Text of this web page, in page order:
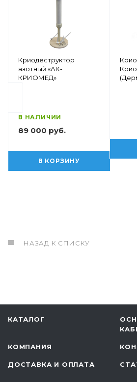
Криодеструктор
азотный «АК-
КРИОМЕД»
В НАЛИЧИИ
89 000 руб.
В КОРЗИНУ
НАЗАД К СПИСКУ
КАТАЛОГ
КОМПАНИЯ
ДОСТАВКА И ОПЛАТА